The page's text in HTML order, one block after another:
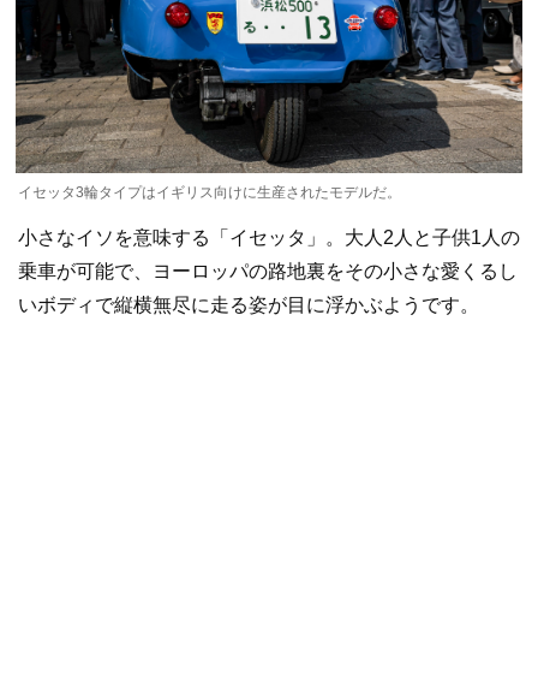
イセッタ3輪タイプはイギリス向けに生産されたモデルだ。
小さなイソを意味する「イセッタ」。大人2人と子供1人の
乗車が可能で、ヨーロッパの路地裏をその小さな愛くるし
いボディで縦横無尽に走る姿が目に浮かぶようです。